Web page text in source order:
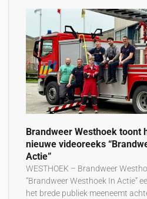
Brandweer Westhoek toont
nieuwe videoreeks
Actie”
WESTHOEK – Brandweer
“Brandweer Westhoek In Actie”
het brede publiek meeneemt